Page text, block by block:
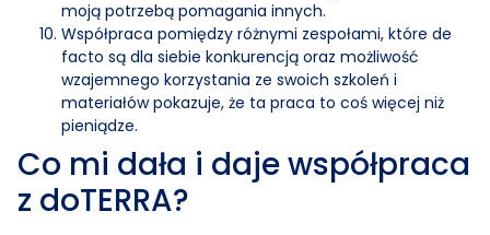
moją potrzebą pomagania innych.
Współpraca pomiędzy różnymi zespołami, które de
facto są dla siebie konkurencją oraz możliwość
wzajemnego korzystania ze swoich szkoleń i
materiałów pokazuje, że ta praca to coś więcej niż
pieniądze.
Co mi dała i daje współpraca
z doTERRA?